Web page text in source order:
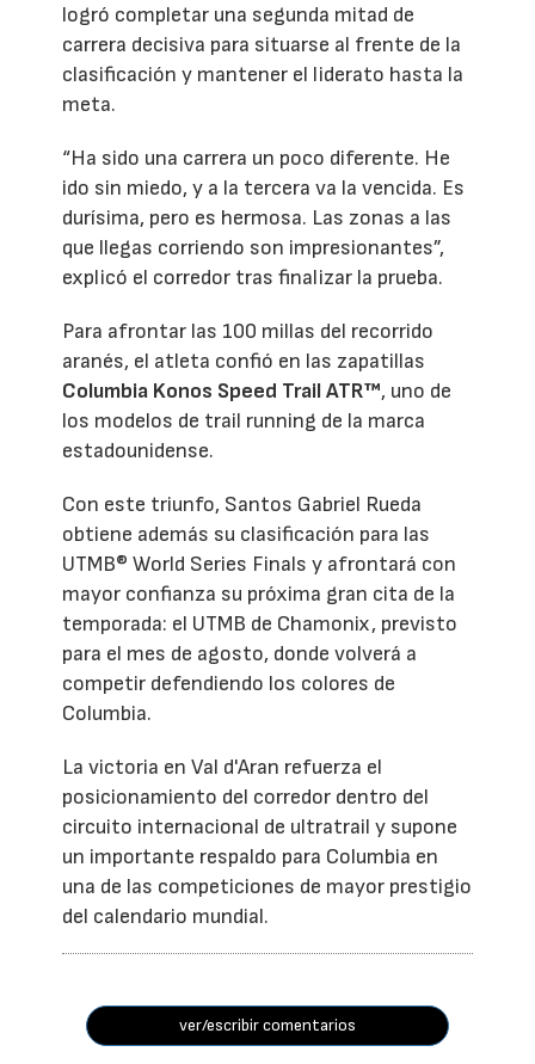
logró completar una segunda mitad de
carrera decisiva para situarse al frente de la
clasificación y mantener el liderato hasta la
meta.
“Ha sido una carrera un poco diferente. He
ido sin miedo, y a la tercera va la vencida. Es
durísima, pero es hermosa. Las zonas a las
que llegas corriendo son impresionantes”,
explicó el corredor tras finalizar la prueba.
Para afrontar las 100 millas del recorrido
aranés, el atleta confió en las zapatillas
Columbia Konos Speed Trail ATR™, uno de
los modelos de trail running de la marca
estadounidense.
Con este triunfo, Santos Gabriel Rueda
obtiene además su clasificación para las
UTMB® World Series Finals y afrontará con
mayor confianza su próxima gran cita de la
temporada: el UTMB de Chamonix, previsto
para el mes de agosto, donde volverá a
competir defendiendo los colores de
Columbia.
La victoria en Val d'Aran refuerza el
posicionamiento del corredor dentro del
circuito internacional de ultratrail y supone
un importante respaldo para Columbia en
una de las competiciones de mayor prestigio
del calendario mundial.
ver/escribir comentarios